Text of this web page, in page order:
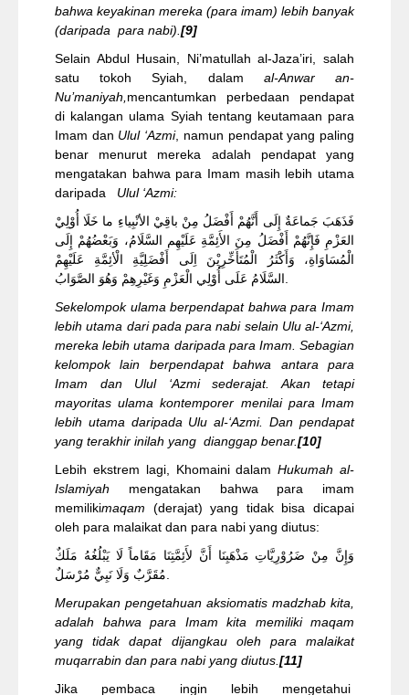
bahwa keyakinan mereka (para imam) lebih banyak
(daripada para nabi). [9]
Selain Abdul Husain, Ni’matullah al-Jaza’iri, salah
satu tokoh Syiah, dalam al-Anwar an-
Nu’maniyah, mencantumkan perbedaan pendapat
di kalangan ulama Syiah tentang keutamaan para
Imam dan Ulul ‘Azmi, namun pendapat yang paling
benar menurut mereka adalah pendapat yang
mengatakan bahwa para Imam masih lebih utama
daripada
Ulul ‘Azmi:
فَذَهَبَ جَماعَةٌ إِلَى أَنَّهُمْ أَفْضَلُ مِنْ باقِيْ الأنْبِياءِ ما خَلَا أُوْلِيْ
العَزْمِ فَإِنَّهُمْ أَفْضَلُ مِنَ الأَئِمَّةِ عَلَيْهِم السَّلَامُ، وَبَعْضُهُمْ إِلَى
الْمُسَاوَاةِ، وَأَكْثَرُ الْمُتَأَخِّرِيْنَ اِلَى أَفْضَلِيَّةِ الْأئِمَّةِ عَلَيْهِمْ
Sekelompok ulama berpendapat bahwa para Imam
lebih utama dari pada para nabi selain Ulu al-‘Azmi,
mereka lebih utama daripada para Imam. Sebagian
kelompok lain berpendapat bahwa antara para
Imam dan Ulul ‘Azmi
sederajat. Akan tetapi
mayoritas ulama kontemporer menilai para Imam
lebih utama daripada Ulu al-‘Azmi. Dan pendapat
yang terakhir inilah yang dianggap benar.[10]
Lebih ekstrem lagi, Khomaini dalamHukumah al-
Islamiyah mengatakan bahwa para imam
memilikimaqam (derajat) yang tidak bisa dicapai
oleh para malaikat dan para nabi yang diutus:
وَإِنَّ مِنْ ضَرُوْرِيَّاتِ مَذْهَبِنَا أَنَّ لأَئِمَّتِنَا مَقَاماً لَا يَبْلُغُهُ مَلَكٌ
Merupakan pengetahuan aksiomatis madzhab kita,
adalah bahwa para Imam kita memiliki maqam
yang tidak dapat dijangkau oleh para malaikat
muqarrabin dan para nabi yang diutus. [11]
Jika pembaca ingin lebih mengetahui